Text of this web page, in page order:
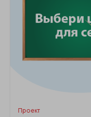
Проект